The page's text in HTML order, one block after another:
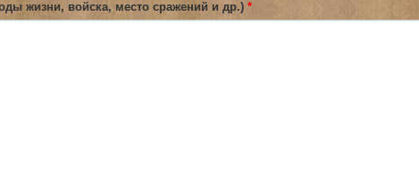
жизни, войска, место сражений и др.) *